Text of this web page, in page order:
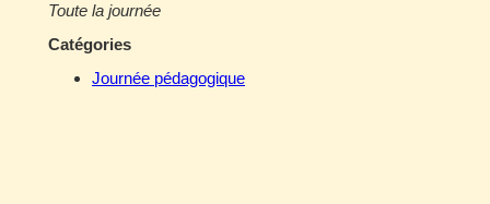
Toute la journée
Catégories
Journée pédagogique